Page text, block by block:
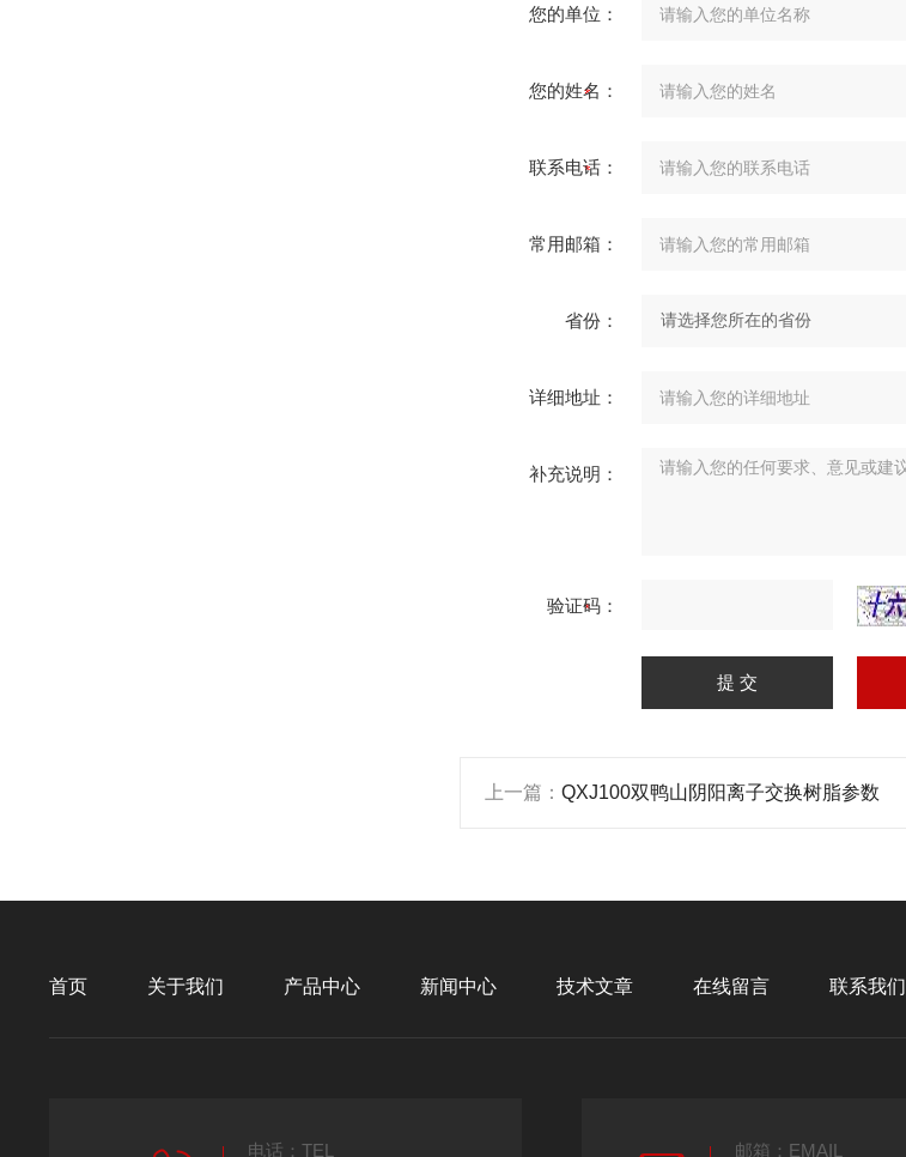
您的单位：
您的姓名：
联系电话：
常用邮箱：
省份：
详细地址：
补充说明：
验证码：
上一篇： QXJ100双鸭山阴阳离子交换树脂参数
首页 关于我们 产品中心 新闻中心 技术文章 在线留言 联系我们
电话：TEL 邮箱：EMAIL